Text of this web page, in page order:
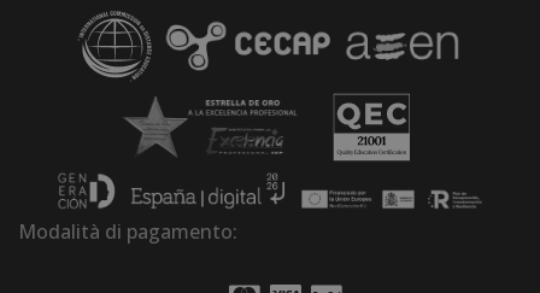
Modalità di pagamento: